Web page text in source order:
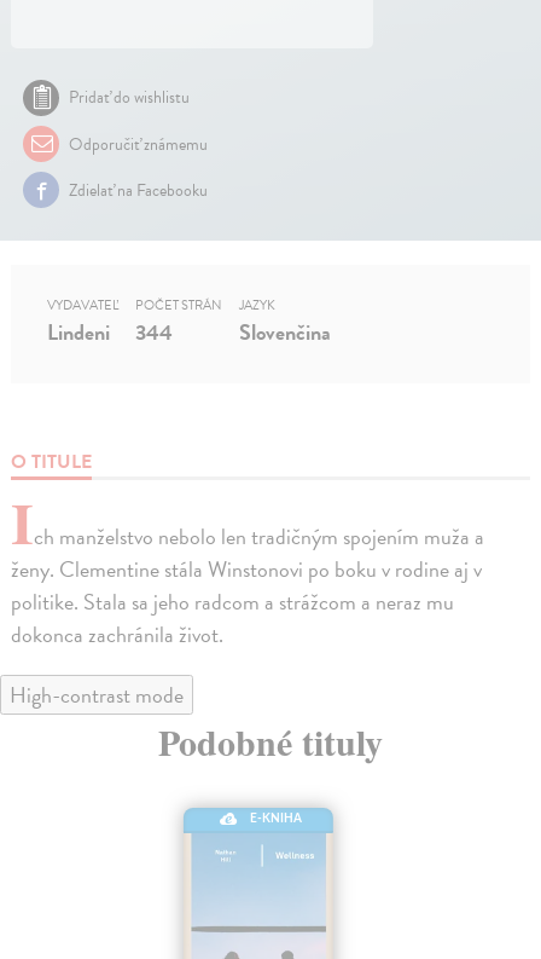
Pridať do wishlistu
Odporučiť známemu
Zdielať na Facebooku
O TITULE
Ich manželstvo nebolo len tradičným spojením muža a
ženy. Clementine stála Winstonovi po boku v rodine aj v
politike. Stala sa jeho radcom a strážcom a neraz mu
dokonca zachránila život.
VYDAVATEĽ
Lindeni
POČET STRÁN
344
JAZYK
Slovenčina
High-contrast mode
Podobné tituly
E-KNIHA